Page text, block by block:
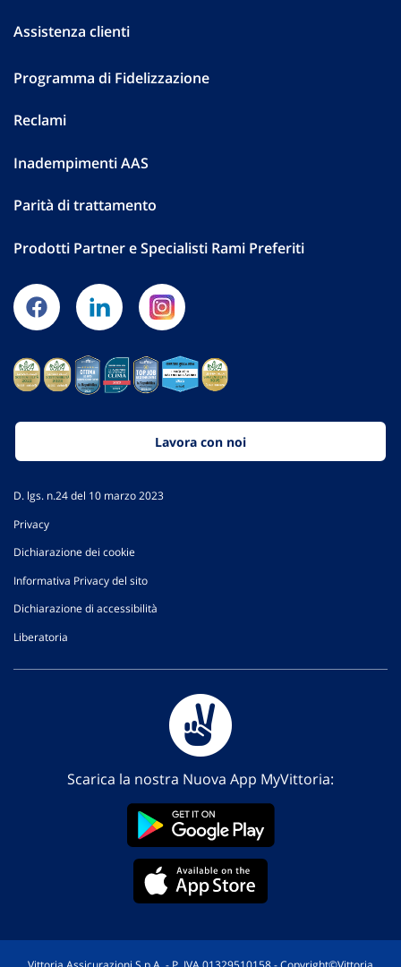
Assistenza clienti
Programma di Fidelizzazione
Reclami
Inadempimenti AAS
Parità di trattamento
Prodotti Partner e Specialisti Rami Preferiti
Lavora con noi
D. lgs. n.24 del 10 marzo 2023
Privacy
Dichiarazione dei cookie
Informativa Privacy del sito
Dichiarazione di accessibilità
Liberatoria
Scarica la nostra Nuova App MyVittoria:
Vittoria Assicurazioni S.p.A. - P. IVA 01329510158 - Copyright©Vittoria